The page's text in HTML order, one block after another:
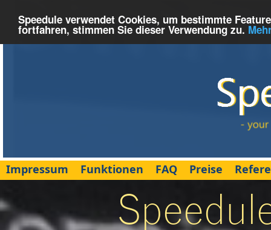
Speedule verwendet Cookies, um bestimmte
fortfahren, stimmen Sie dieser Verwendung zu.
Impressum Funktionen FAQ Preise